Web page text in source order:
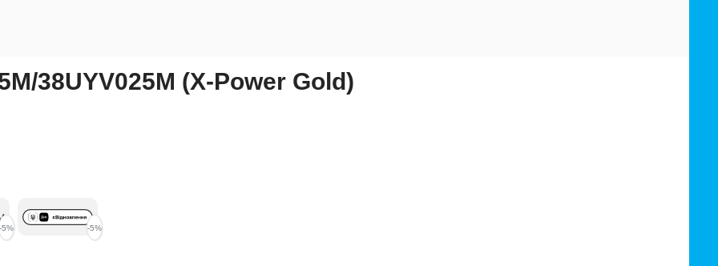
38UYV025M (X-Power Gold)
-5% -5%